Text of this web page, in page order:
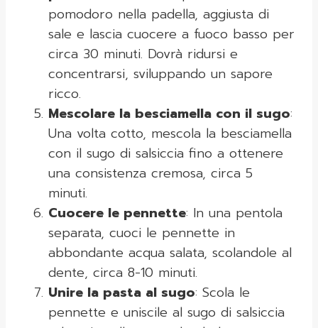
pomodoro nella padella, aggiusta di
sale e lascia cuocere a fuoco basso per
circa 30 minuti. Dovrà ridursi e
concentrarsi, sviluppando un sapore
ricco.
Mescolare la besciamella con il sugo:
Una volta cotto, mescola la besciamella
con il sugo di salsiccia fino a ottenere
una consistenza cremosa, circa 5
minuti.
Cuocere le pennette: In una pentola
separata, cuoci le pennette in
abbondante acqua salata, scolandole al
dente, circa 8-10 minuti.
Unire la pasta al sugo: Scola le
pennette e uniscile al sugo di salsiccia